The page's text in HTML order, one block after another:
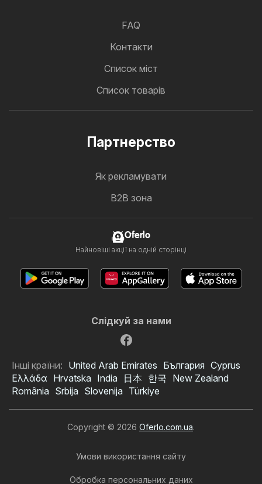
FAQ
Контакти
Cписок міст
Список товарів
Партнерство
Як рекламувати
B2B зона
Oferlo
Найновіші акції на одній сторінці
Слідкуй за нами
Інші країни: United Arab Emirates България Cyprus
Ελλάδα Hrvatska India 日本 한국 New Zealand
România Srbija Slovenija Türkiye
Copyright © 2026 Oferlo.com.ua.
Умови використання сайту
Обробка персональних даних